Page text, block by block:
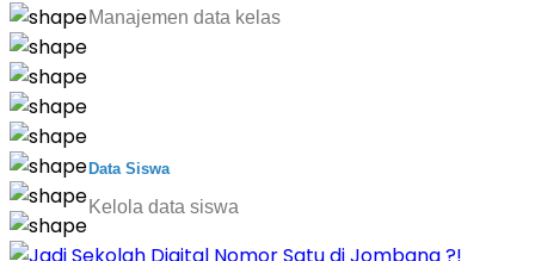
Manajemen data kelas
Data Siswa
Kelola data siswa